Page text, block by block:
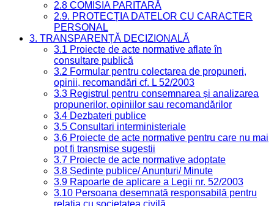
2.8 COMISIA PARITARĂ
2.9. PROTECȚIA DATELOR CU CARACTER
PERSONAL
3. TRANSPARENȚĂ DECIZIONALĂ
3.1 Proiecte de acte normative aflate în
consultare publică
3.2 Formular pentru colectarea de propuneri,
opinii, recomandări cf. L 52/2003
3.3 Registrul pentru consemnarea și analizarea
propunerilor, opiniilor sau recomandărilor
3.4 Dezbateri publice
3.5 Consultari interministeriale
3.6 Proiecte de acte normative pentru care nu mai
pot fi transmise sugestii
3.7 Proiecte de acte normative adoptate
3.8 Ședințe publice/ Anunțuri/ Minute
3.9 Rapoarte de aplicare a Legii nr. 52/2003
3.10 Persoana desemnată responsabilă pentru
relația cu societatea civilă